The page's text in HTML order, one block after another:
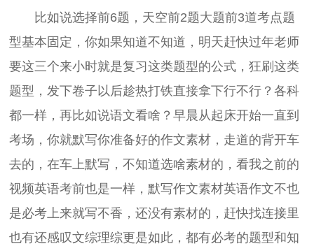
比如说选择前6题，天空前2题大题前3道考点题
型基本固定，你如果知道不知道，明天赶快过年老师
要这三个来小时就是复习这类题型的公式，狂刷这类
题型，发下卷子以后趁热打铁直接拿下行不行？各科
都一样，再比如说语文看啥？早晨从起床开始一直到
考场，你就默写你准备好的作文素材，走道的背开车
去的，在车上默写，不知道选啥素材的，看我之前的
视频英语考前也是一样，默写作文素材英语作文不也
是必考上来就写不香，还没有素材的，赶快找连接里
也有还感叹文综理综更是如此，都有必考的题型和知